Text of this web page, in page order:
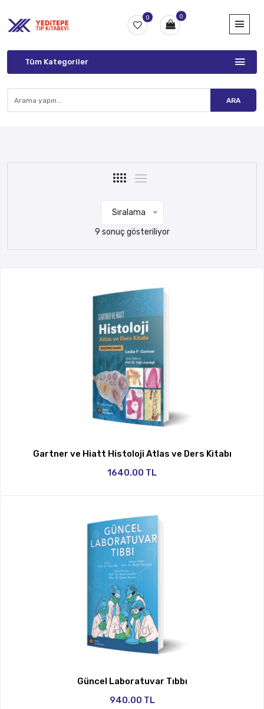
0 0
Tüm Kategoriler
ARA
Sıralama
9 sonuç gösteriliyor
Gartner ve Hiatt Histoloji Atlas ve Ders Kitabı
1640.00 TL
Güncel Laboratuvar Tıbbı
940.00 TL